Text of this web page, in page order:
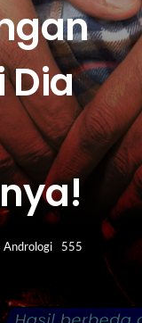
Dia
Andrologi 555